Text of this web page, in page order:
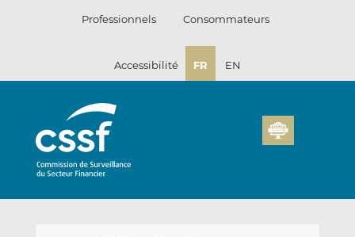
Professionnels Consommateurs
Accessibilité FR EN